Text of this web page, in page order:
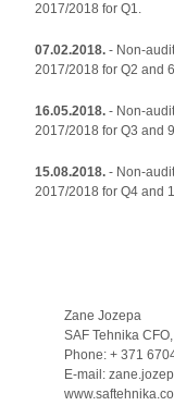
2017/2018 for Q1.
07.02.2018. - Non-
2017/2018 for Q2 and
16.05.2018. - Non-
2017/2018 for Q3 and
15.08.2018.- Non-
2017/2018 for Q4 and
Zane Jozepa
SAF Tehnika CFO,
Phone: + 371
E-mail: